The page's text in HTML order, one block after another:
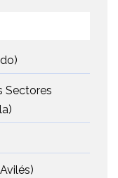
Sectores